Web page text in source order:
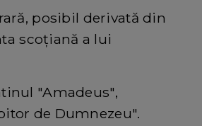
posibil derivată din
scoțiană a lui
"Amadeus",
de Dumnezeu".